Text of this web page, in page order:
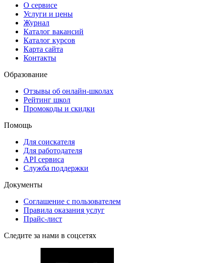
О сервисе
Услуги и цены
Журнал
Каталог вакансий
Каталог курсов
Карта сайта
Контакты
Образование
Отзывы об онлайн-школах
Рейтинг школ
Промокоды и скидки
Помощь
Для соискателя
Для работодателя
API сервиса
Служба поддержки
Документы
Соглашение с пользователем
Правила оказания услуг
Прайс-лист
Следите за нами в соцсетях